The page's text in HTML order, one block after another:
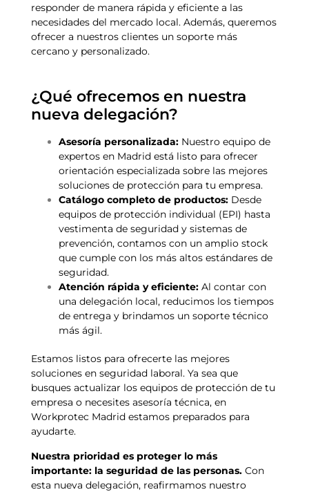
responder de manera rápida y eficiente a las
necesidades del mercado local. Además, queremos
ofrecer a nuestros clientes un soporte más
cercano y personalizado.
¿Qué ofrecemos en nuestra
nueva delegación?
Asesoría personalizada: Nuestro equipo de
expertos en Madrid está listo para ofrecer
orientación especializada sobre las mejores
soluciones de protección para tu empresa.
Catálogo completo de productos: Desde
equipos de protección individual (EPI) hasta
vestimenta de seguridad y sistemas de
prevención, contamos con un amplio stock
que cumple con los más altos estándares de
seguridad.
Atención rápida y eficiente: Al contar con
una delegación local, reducimos los tiempos
de entrega y brindamos un soporte técnico
más ágil.
Estamos listos para ofrecerte las mejores
soluciones en seguridad laboral. Ya sea que
busques actualizar los equipos de protección de tu
empresa o necesites asesoría técnica, en
Workprotec Madrid estamos preparados para
ayudarte.
Nuestra prioridad es proteger lo más
importante: la seguridad de las personas. Con
esta nueva delegación, reafirmamos nuestro